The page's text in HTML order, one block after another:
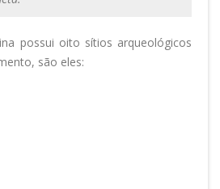
possui oito sítios arqueológicos
são eles: